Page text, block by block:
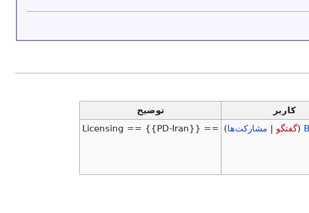
کاربر
توضیح
(گفتگو | مشارکت‌ها)
== Licensing == {{PD-Iran}}